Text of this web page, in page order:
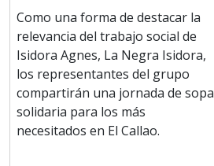
Como una forma de destacar la
relevancia del trabajo social de
Isidora Agnes, La Negra Isidora,
los representantes del grupo
compartirán una jornada de sopa
solidaria para los más
necesitados en El Callao.